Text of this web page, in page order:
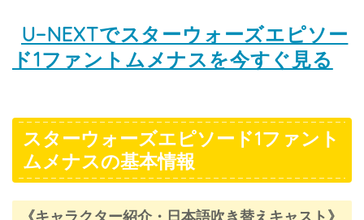
U−NEXTでスターウォーズエピソー
ド1ファントムメナスを今すぐ見る
スターウォーズエピソード1ファント
ムメナスの基本情報